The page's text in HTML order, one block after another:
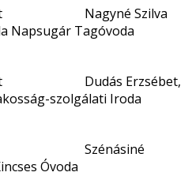
Nagyné Szilva
Napsugár Tagóvoda
Dudás Erzsébet,
szolgálati Iroda
Szénásiné
Óvoda